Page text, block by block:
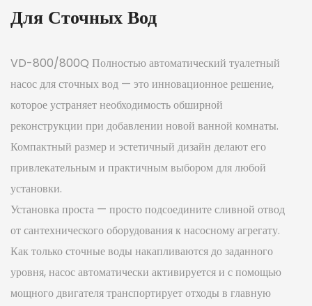
Для Сточных Вод
VD-800/800Q Полностью автоматический туалетный
насос для сточных вод — это инновационное решение,
которое устраняет необходимость обширной
реконструкции при добавлении новой ванной комнаты.
Компактный размер и эстетичный дизайн делают его
привлекательным и практичным выбором для любой
установки.
Установка проста — просто подсоедините сливной отвод
от сантехнического оборудования к насосному агрегату.
Как только сточные воды накапливаются до заданного
уровня, насос автоматически активируется и с помощью
мощного двигателя транспортирует отходы в главную